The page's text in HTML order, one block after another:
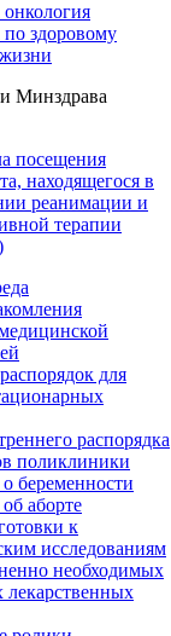
здоровому
Минздрава
посещения
находящегося в
реанимации и
терапии
для
распорядка
поликлиники
беременности
аборте
к
исследованиям
необходимых